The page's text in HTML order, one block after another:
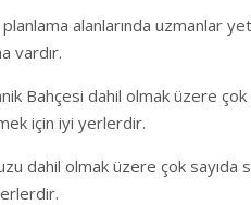
alanlarında uzmanlar
vardır.
Bahçesi dahil olmak üzere çok
için iyi yerlerdir.
dahil olmak üzere çok sayıda